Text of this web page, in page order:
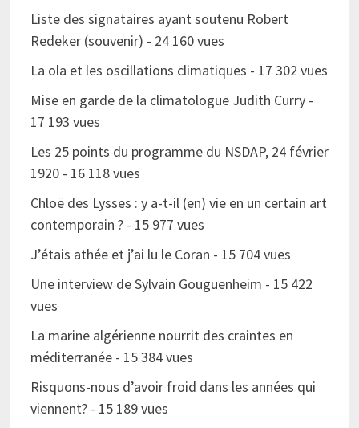
Liste des signataires ayant soutenu Robert
Redeker (souvenir) - 24 160 vues
La ola et les oscillations climatiques - 17 302 vues
Mise en garde de la climatologue Judith Curry-
17 193 vues
Les 25 points du programme du NSDAP, 24 février
1920- 16 118 vues
Chloë des Lysses : y a-t-il (en) vie en un certain art
contemporain ?- 15 977 vues
J’étais athée et j’ai lu le Coran - 15 704 vues
Une interview de Sylvain Gouguenheim - 15 422
vues
La marine algérienne nourrit des craintes en
méditerranée- 15 384 vues
Risquons-nous d’avoir froid dans les années qui
viennent?- 15 189 vues